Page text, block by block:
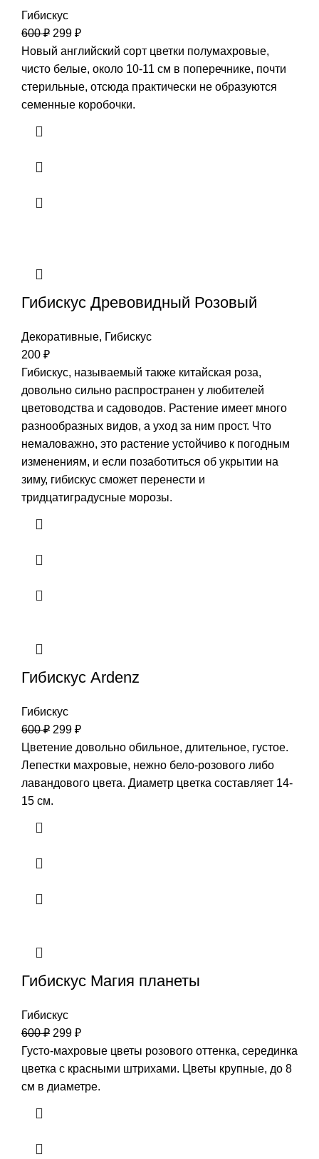
Гибискус
600₽ 299 ₽
Новый английский сорт цветки полумахровые,
чисто белые, около 10-11 см в поперечнике, почти
стерильные, отсюда практически не образуются
семенные коробочки.
Гибискус Древовидный Розовый
Декоративные, Гибискус
200 ₽
Гибискус, называемый также китайская роза,
довольно сильно распространен у любителей
цветоводства и садоводов. Растение имеет много
разнообразных видов, а уход за ним прост. Что
немаловажно, это растение устойчиво к погодным
изменениям, и если позаботиться об укрытии на
зиму, гибискус сможет перенести и
тридцатиградусные морозы.
Гибискус Ardenz
Гибискус
600₽ 299 ₽
Цветение довольно обильное, длительное, густое.
Лепестки махровые, нежно бело-розового либо
лавандового цвета. Диаметр цветка составляет 14-
15 см.
Гибискус Магия планеты
Гибискус
600₽ 299 ₽
Густо-махровые цветы розового оттенка, серединка
цветка с красными штрихами. Цветы крупные, до 8
см в диаметре.